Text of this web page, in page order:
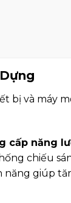
bị và máy
cấp năng
chiếu
năng giúp